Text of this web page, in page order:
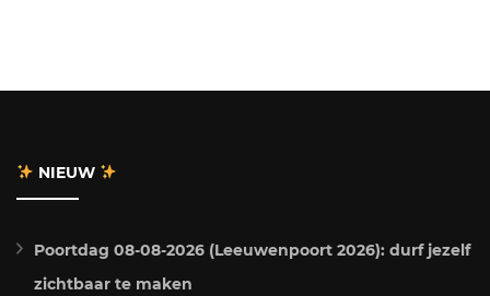
NIEUW
Poortdag 08-08-2026 (Leeuwenpoort 2026): durf jezelf
zichtbaar te maken